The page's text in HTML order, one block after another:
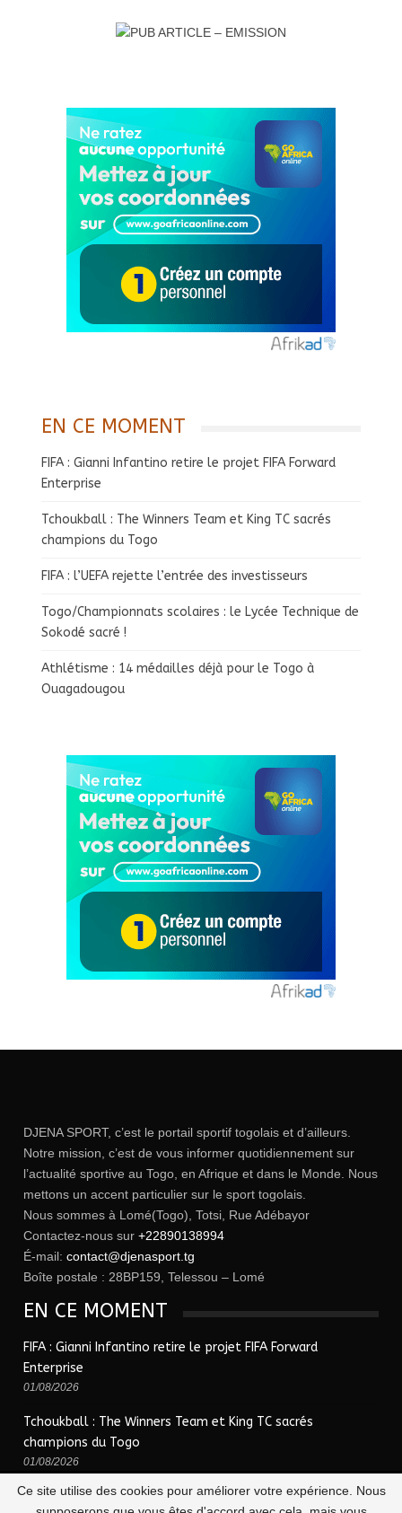
EN CE MOMENT
FIFA : Gianni Infantino retire le projet FIFA Forward
Enterprise
Tchoukball : The Winners Team et King TC sacrés
champions du Togo
FIFA : l’UEFA rejette l’entrée des investisseurs
Togo/Championnats scolaires : le Lycée Technique de
Sokodé sacré !
Athlétisme : 14 médailles déjà pour le Togo à
Ouagadougou
DJENA SPORT, c’est le portail sportif togolais et d’ailleurs.
Notre mission, c’est de vous informer quotidiennement sur
l’actualité sportive au Togo, en Afrique et dans le Monde. Nous
mettons un accent particulier sur le sport togolais.
Nous sommes à Lomé(Togo), Totsi, Rue Adébayor
Contactez-nous sur +22890138994
É-mail: contact@djenasport.tg
Boîte postale : 28BP159, Telessou – Lomé
EN CE MOMENT
FIFA : Gianni Infantino retire le projet FIFA Forward
Enterprise
01/08/2026
Tchoukball : The Winners Team et King TC sacrés
champions du Togo
01/08/2026
Ce site utilise des cookies pour améliorer votre expérience. Nous